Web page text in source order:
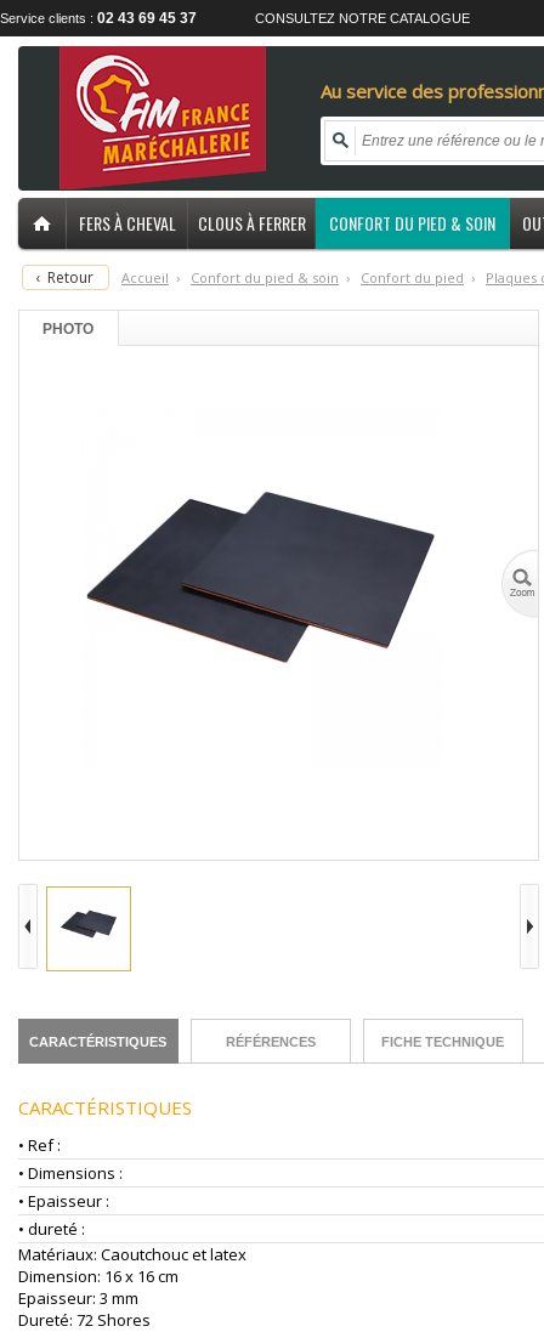
Service clients : 02 43 69 45 37 CONSULTEZ NOTRE CATALOGUE
Au service des
FERS À CHEVAL CLOUS À FERRER CONFORT DU PIED & SOIN
‹ Retour Accueil › Confort du pied & soin › Confort du pied › Plaques
PHOTO
CARACTÉRISTIQUES RÉFÉRENCES FICHE TECHNIQUE
CARACTÉRISTIQUES
• Ref :
• Dimensions :
• Epaisseur :
• dureté :
Matériaux: Caoutchouc et latex
Dimension: 16 x 16 cm
Epaisseur: 3 mm
Dureté: 72 Shores